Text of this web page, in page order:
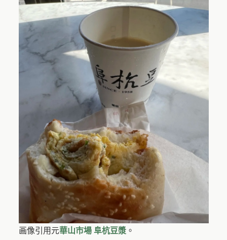
画像引用元華山市場 阜杭豆漿。